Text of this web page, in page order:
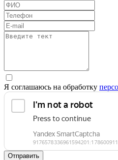
Я соглашаюсь на обработку
Отправить